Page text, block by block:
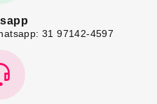
31 97142-4597